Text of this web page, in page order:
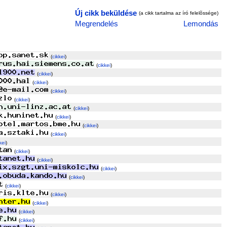
Új cikk beküldése (a cikk tartalma az író felelõssége)
Megrendelés Lemondás
(cikkei)
(cikkei)
(cikkei)
(cikkei)
(cikkei)
(cikkei)
(cikkei)
(cikkei)
(cikkei)
(cikkei)
)
(cikkei)
(cikkei)
(cikkei)
(cikkei)
(cikkei)
(cikkei)
(cikkei)
(cikkei)
(cikkei)